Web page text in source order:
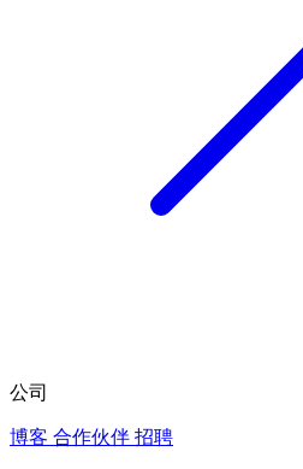
公司
博客 合作伙伴 招聘